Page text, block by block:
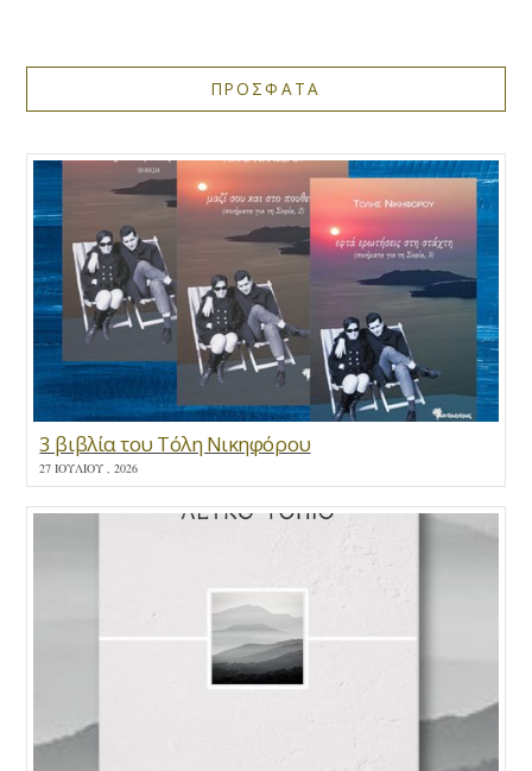
ΠΡΟΣΦΑΤΑ
3 βιβλία του Τόλη Νικηφόρου
27 ΙΟΥΛΊΟΥ , 2026